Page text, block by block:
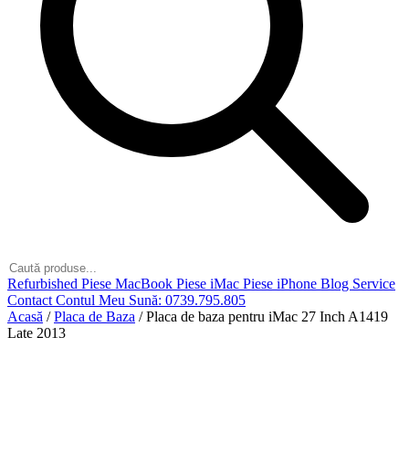
Refurbished Piese MacBook Piese iMac Piese iPhone Blog Service
Contact Contul Meu Sună: 0739.795.805
Acasă / Placa de Baza / Placa de baza pentru iMac 27 Inch A1419
Late 2013